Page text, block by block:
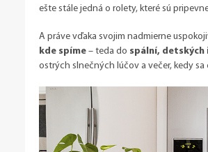
ešte stále jedná o rolety, které sú
A práve vďaka svojim nadmierne
kde spíme – teda do spální,
ostrých slnečných lúčov a večer, kedy